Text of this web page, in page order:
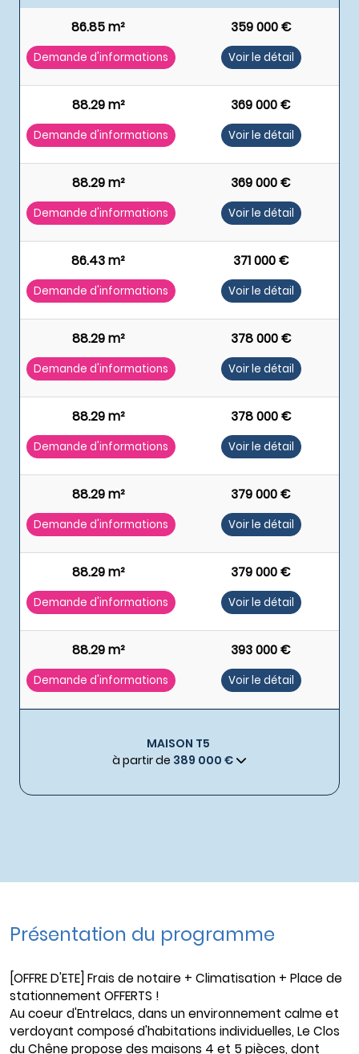
86.85 m² 359 000 €
Demande d'informations Voir le détail
88.29 m² 369 000 €
Demande d'informations Voir le détail
88.29 m² 369 000 €
Demande d'informations Voir le détail
86.43 m² 371 000 €
Demande d'informations Voir le détail
88.29 m² 378 000 €
Demande d'informations Voir le détail
88.29 m² 378 000 €
Demande d'informations Voir le détail
88.29 m² 379 000 €
Demande d'informations Voir le détail
88.29 m² 379 000 €
Demande d'informations Voir le détail
88.29 m² 393 000 €
Demande d'informations Voir le détail
MAISON T5
à partir de 389 000 €
Présentation du programme
[OFFRE D'ETE] Frais de notaire + Climatisation + Place de
stationnement OFFERTS !
Au coeur d'Entrelacs, dans un environnement calme et
verdoyant composé d'habitations individuelles, Le Clos
du Chêne propose des maisons 4 et 5 pièces, dont